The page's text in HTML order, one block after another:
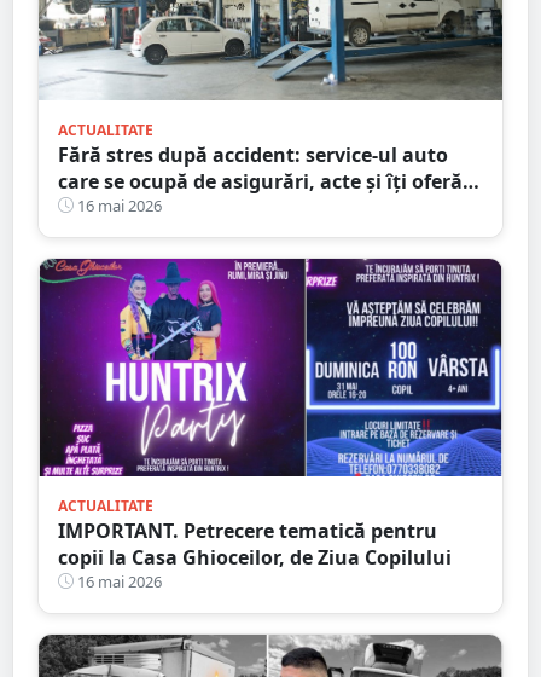
ACTUALITATE
Fără stres după accident: service-ul auto
care se ocupă de asigurări, acte și îți oferă
mașină la schimb
16 mai 2026
ACTUALITATE
IMPORTANT. Petrecere tematică pentru
copii la Casa Ghioceilor, de Ziua Copilului
16 mai 2026